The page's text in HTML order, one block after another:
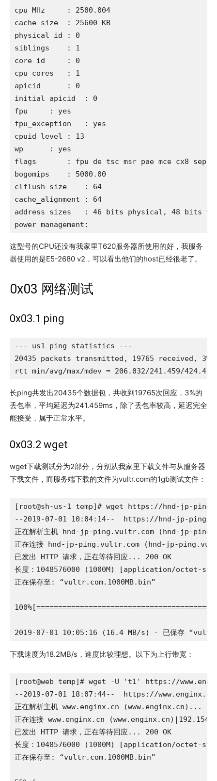
cpu MHz     : 2500.004
cache size  : 25600 KB
physical id : 0
siblings    : 1
core id     : 0
cpu cores   : 1
apicid      : 0
initial apicid  : 0
fpu     : yes
fpu_exception   : yes
cpuid level : 13
wp      : yes
flags       : fpu de tsc msr pae mce cx8 sep
bogomips    : 5000.00
clflush size    : 64
cache_alignment : 64
address sizes   : 46 bits physical, 48 bits
power management:
这型号的CPU还没有我家里T620服务器所使用的好，我服务
器使用的是E5-2680 v2，可以看出他们的host已经很老了。
0x03 网络测试
0x03.1 ping
--- us1 ping statistics ---
20435 packets transmitted, 19765 received, 3%
rtt min/avg/max/mdev = 206.032/241.459/
长ping共发出20435个数据包，共收到19765次回应，3%的
丢包率，平均延迟为241.459ms，除了丢包率较高，延迟完全
能接受，属于正常水平。
0x03.2 wget
wget下载测试分为2部分，分别从我家里下载文件与从服务器
下载文件，而服务端下载的文件为vultr.com的1gb测试文件：
[root@sh-us-1 temp]# wget https://hnd-jp-
--2019-07-01 10:04:14--  https://hnd-jp-
正在解析主机 hnd-jp-ping.vultr.com (hnd-jp-
正在连接 hnd-jp-ping.vultr.com (hnd-jp-
已发出 HTTP 请求，正在等待回应... 200 OK
长度：1048576000 (1000M) [application/octet-
正在保存至: “vultr.com.1000MB.bin”
2019-07-01 10:05:16 (16.4 MB/s) - 已保存
下载速度为18.2MB/s，速度比较理想。以下为上行带宽：
[root@web temp]# wget -U 't1' https://
--2019-07-01 18:07:44--  https://
正在解析主机 www.enginx.cn (www.enginx.cn)...
正在连接 www.enginx.cn
已发出 HTTP 请求，正在等待回应... 200 OK
长度：1048576000 (1000M) [application/octet-
正在保存至: “vultr.com.1000MB.bin”